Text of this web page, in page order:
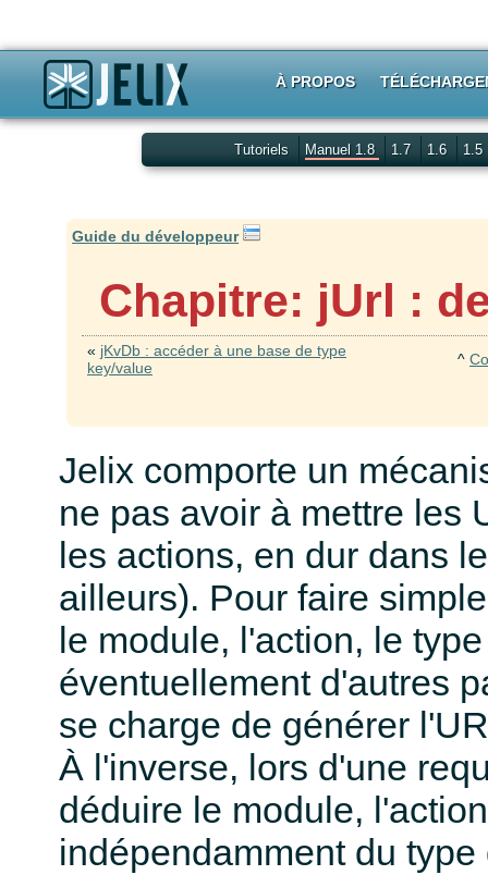
À PROPOS
Tutoriels Manuel 1.8 1.7 1.6 1.5
Guide du développeur
Chapitre: jUrl :
« jKvDb : accéder à une base de type
key/value
^
Jelix comporte un
ne pas avoir à mettre les
les actions, en dur dans
ailleurs). Pour faire
le module, l'action, le
éventuellement d'autres
se charge de générer
À l'inverse, lors d'une
déduire le module,
indépendamment du